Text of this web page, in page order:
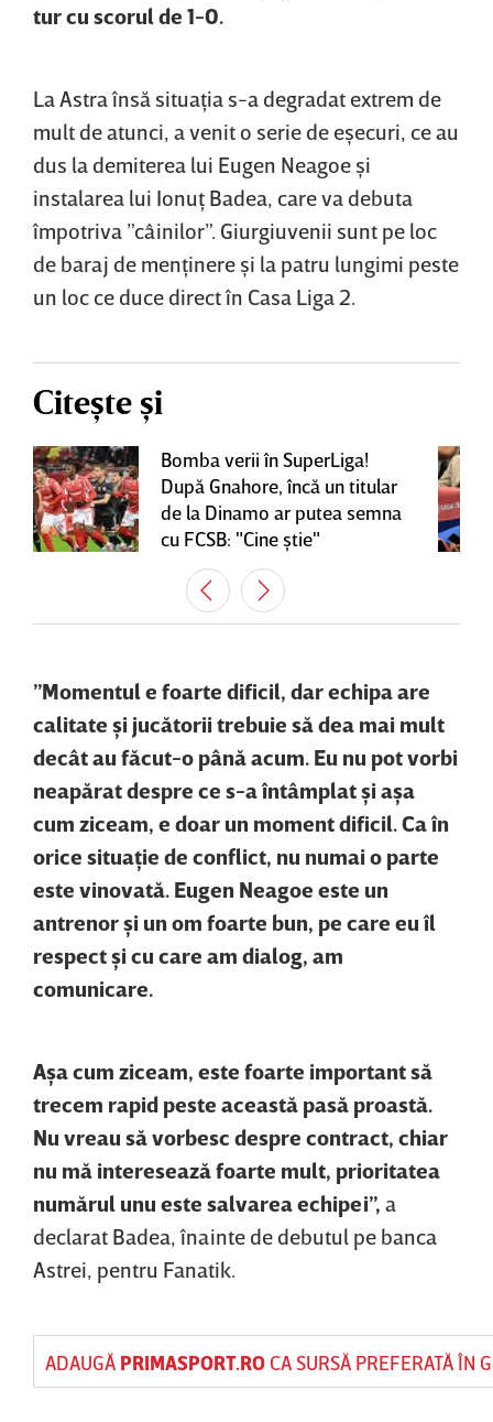
tur cu scorul de 1-0.
La Astra însă situaţia s-a degradat extrem de
mult de atunci, a venit o serie de eşecuri, ce au
dus la demiterea lui Eugen Neagoe şi
instalarea lui Ionuţ Badea, care va debuta
împotriva ”câinilor”. Giurgiuvenii sunt pe loc
de baraj de menţinere şi la patru lungimi peste
un loc ce duce direct în Casa Liga 2.
Citește și
Bomba verii în SuperLiga!
După Gnahore, încă un titular
de la Dinamo ar putea semna
cu FCSB: "Cine ştie"
”Momentul e foarte dificil, dar echipa are
calitate şi jucătorii trebuie să dea mai mult
decât au făcut-o până acum. Eu nu pot vorbi
neapărat despre ce s-a întâmplat şi aşa
cum ziceam, e doar un moment dificil. Ca în
orice situaţie de conflict, nu numai o parte
este vinovată. Eugen Neagoe este un
antrenor şi un om foarte bun, pe care eu îl
respect şi cu care am dialog, am
comunicare.
Aşa cum ziceam, este foarte important să
trecem rapid peste această pasă proastă.
Nu vreau să vorbesc despre contract, chiar
nu mă interesează foarte mult, prioritatea
numărul unu este salvarea echipei”, a
declarat Badea, înainte de debutul pe banca
Astrei, pentru Fanatik.
ADAUGĂ PRIMASPORT.ROCA SURSĂ PREFERATĂ ÎN